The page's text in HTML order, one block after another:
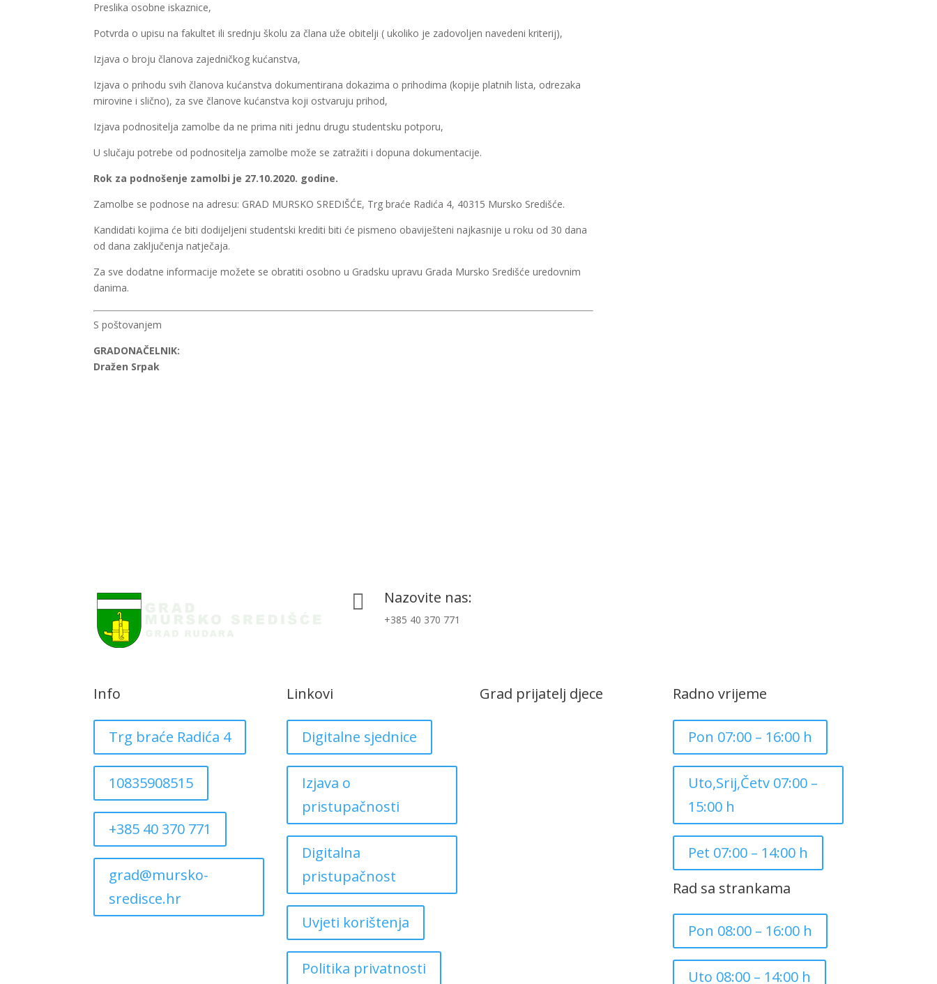
Preslika osobne iskaznice,
Potvrda o upisu na fakultet ili srednju školu za člana uže obitelji ( ukoliko je zadovoljen navedeni kriterij),
Izjava o broju članova zajedničkog kućanstva,
Izjava o prihodu svih članova kućanstva dokumentirana dokazima o prihodima (kopije platnih lista, odrezaka
mirovine i slično), za sve članove kućanstva koji ostvaruju prihod,
Izjava podnositelja zamolbe da ne prima niti jednu drugu studentsku potporu,
U slučaju potrebe od podnositelja zamolbe može se zatražiti i dopuna dokumentacije.
Rok za podnošenje zamolbi je 27.10.2020. godine.
Zamolbe se podnose na adresu: GRAD MURSKO SREDIŠĆE, Trg braće Radića 4, 40315 Mursko Središće.
Kandidati kojima će biti dodijeljeni studentski krediti biti će pismeno obaviješteni najkasnije u roku od 30 dana
od dana zaključenja natječaja.
Za sve dodatne informacije možete se obratiti osobno u Gradsku upravu Grada Mursko Središće uredovnim
danima.
S poštovanjem
GRADONAČELNIK:
Dražen Srpak
 Nazovite nas:
+385 40 370 771
Info
Trg braće Radića 4
10835908515
+385 40 370 771
grad@mursko-
sredisce.hr
Linkovi
Digitalne sjednice
Izjava o
pristupačnosti
Digitalna
pristupačnost
Uvjeti korištenja
Politika privatnosti
Grad prijatelj djece Radno vrijeme
Pon 07:00 – 16:00 h
Uto,Srij,Četv 07:00 –
15:00 h
Pet 07:00 – 14:00 h
Rad sa strankama
Pon 08:00 – 16:00 h
Uto 08:00 – 14:00 h